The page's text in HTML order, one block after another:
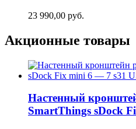
23 990,00 руб.
Акционные товары
Настенный
SmartThings sDock